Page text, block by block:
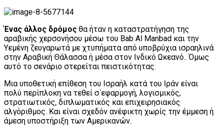
Ένας άλλος δρόμος θα ήταν η καταστρατήγηση της
αραβικής χερσονήσου μέσω του Bab Al Manbad και την
Υεμένη ζευγαρωτά με χτυπήματα από υποβρύχια ισραηλινά
στην Αραβική Θάλασσα ή μέσα στον Ινδικό Ωκεανό.. Όμως
αυτό το σενάριο στερείται πειστικότητας.
Μια υποθετική επίθεση του Ισραήλ κατά του Ιράν είναι
πολύ περίπλοκη να τεθεί σ΄εφαρμογή, λογισμικός,
στρατιωτικός, διπλωματικός και επιχειρησιακός
αλγόριθμος. Και είναι σχεδόν ανέφικτη χωρίς την έμμεση ή
άμεση υποστήριξη των Αμερικανών.